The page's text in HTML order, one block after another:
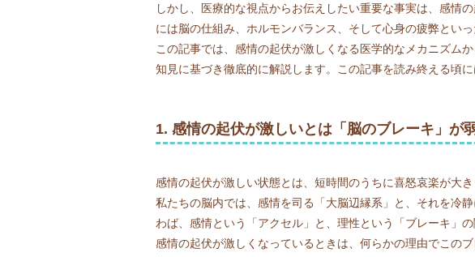
しかし、医療的な視点からお伝えしたい重要な事実は、感情
には脳の仕組み、ホルモンバランス、そして心身の疲弊とい
この記事では、感情の起伏が激しくなる医学的なメカニズム
知見に基づき徹底的に解説します。この記事を読み終える頃
1. 感情の起伏が激しいとは「脳のブレーキ」が
感情の起伏が激しい状態とは、短時間のうちに喜怒哀楽が大き
私たちの脳内では、感情を司る「大脳辺縁系」と、それを冷
わば、感情という「アクセル」と、理性という「ブレーキ」の
感情の起伏が激しくなっているときは、何らかの理由でこの